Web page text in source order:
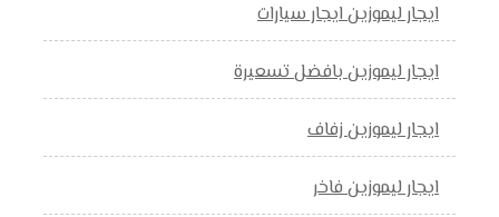
ايجار ليموزين ايجار سيارات
ايجار ليموزين بافضل تسعيرة
ايجار ليموزين زفاف
ايجار ليموزين فاخر